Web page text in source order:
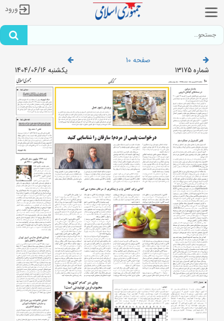
ورود
صفحه 10
شماره 13175
یکشنبه 1404/06/16